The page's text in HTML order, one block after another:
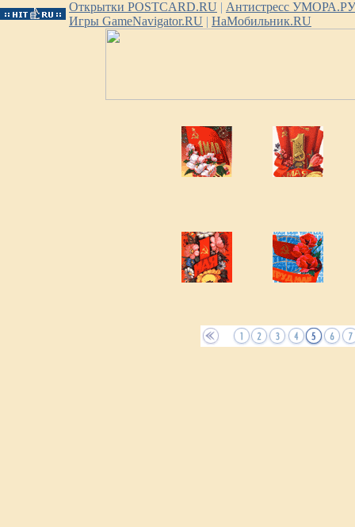
Открытки POSTCARD.RU | Антистресс УМОРА.РУ
Игры GameNavigator.RU | НаМобильник.RU